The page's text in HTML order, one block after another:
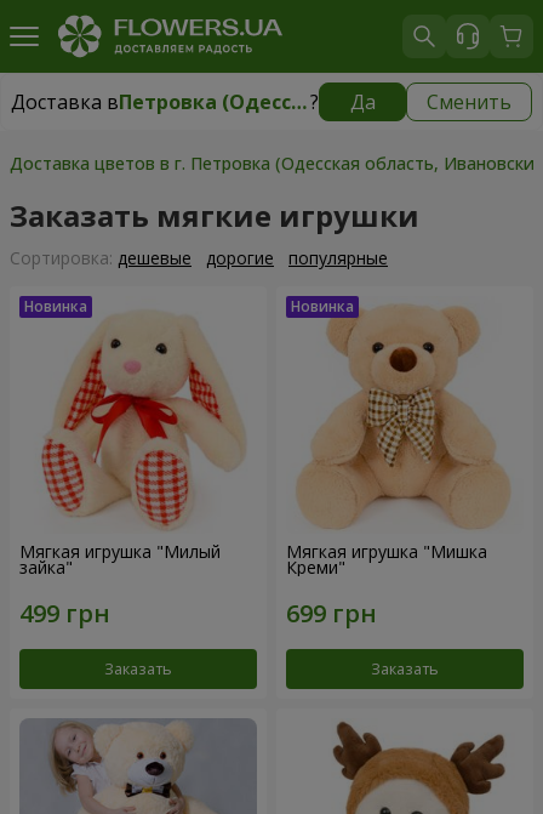
Доставка в Петровка (Одесская область, Ивановский р-н)? Да Сменить
Доставка в Петровка (Одесская область, Ивановский р-н)|930 грн
Доставка цветов в г. Петровка (Одесская область,
Заказать мягкие игрушки
Cортировка: дешевые дорогие популярные
Мягкая игрушка "Милый
зайка"
Заказать
Мягкая игрушка "Мишка
Креми"
Заказать